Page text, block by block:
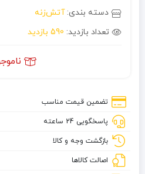
دسته بندی:آتش‌زنه
تعداد بازدید: 590 بازدید
تضمین قیمت مناسب
پاسخگویی 24 ساعته
بازگشت وجه و کالا
اصالت کالاها